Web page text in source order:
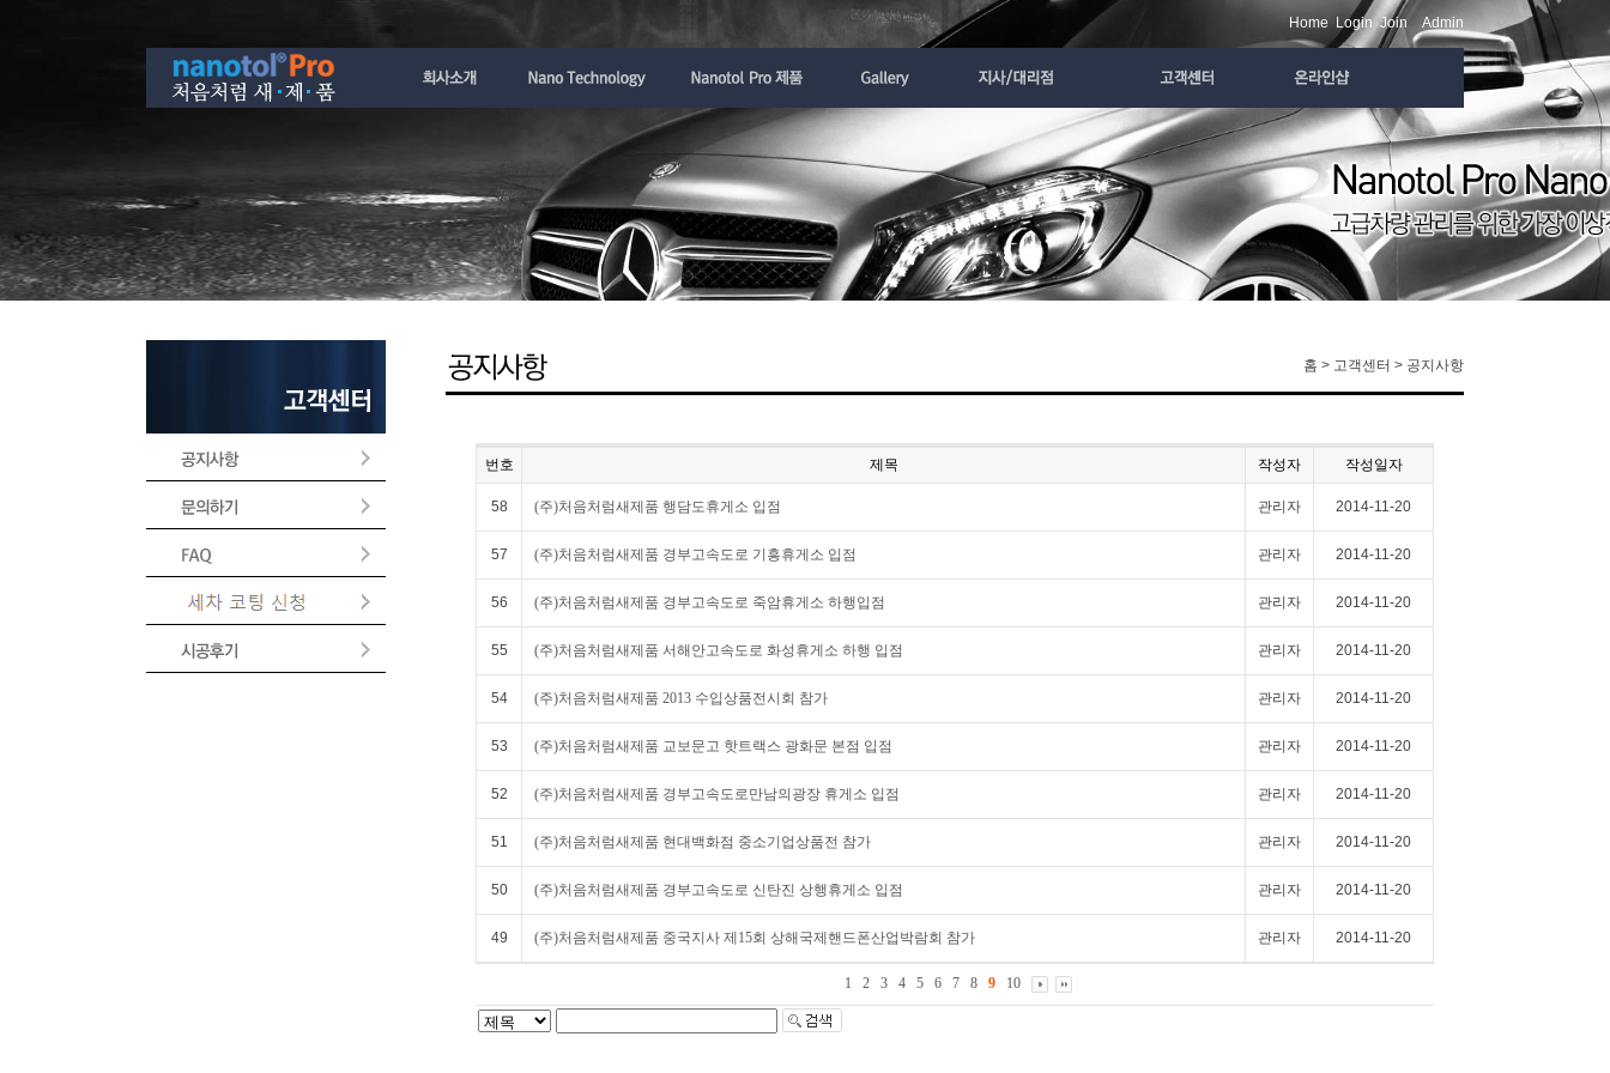
Home Login Join Admin
홈 > 고객센터 > 공지사항
번호 제목 작성자 작성일자
58 (주)처음처럼새제품 행담도휴게소 입점 관리자 2014-11-20
57 (주)처음처럼새제품 경부고속도로 기흥휴게소 입점 관리자 2014-11-20
56 (주)처음처럼새제품 경부고속도로 죽암휴게소 하행입점 관리자 2014-11-20
55 (주)처음처럼새제품 서해안고속도로 화성휴게소 하행 입점 관리자 2014-11-20
54 (주)처음처럼새제품 2013 수입상품전시회 참가 관리자 2014-11-20
53 (주)처음처럼새제품 교보문고 핫트랙스 광화문 본점 입점 관리자 2014-11-20
52 (주)처음처럼새제품 경부고속도로만남의광장 휴게소 입점 관리자 2014-11-20
51 (주)처음처럼새제품 현대백화점 중소기업상품전 참가 관리자 2014-11-20
50 (주)처음처럼새제품 경부고속도로 신탄진 상행휴게소 입점 관리자 2014-11-20
49 (주)처음처럼새제품 중국지사 제15회 상해국제핸드폰산업박람회 참가 관리자 2014-11-20
1 2 3 4 5 6 7 8 9 10